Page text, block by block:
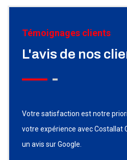
Témoignages clients
L'avis de nos
Votre satisfaction est notre
votre expérience avec Costallat
un avis sur Google.